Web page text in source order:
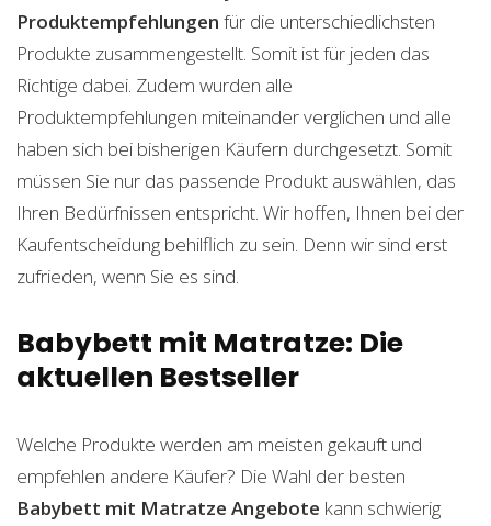
Produktempfehlungen für die unterschiedlichsten
Produkte zusammengestellt. Somit ist für jeden das
Richtige dabei. Zudem wurden alle
Produktempfehlungen miteinander verglichen und alle
haben sich bei bisherigen Käufern durchgesetzt. Somit
müssen Sie nur das passende Produkt auswählen, das
Ihren Bedürfnissen entspricht. Wir hoffen, Ihnen bei der
Kaufentscheidung behilflich zu sein. Denn wir sind erst
zufrieden, wenn Sie es sind.
Babybett mit Matratze: Die
aktuellen Bestseller
Welche Produkte werden am meisten gekauft und
empfehlen andere Käufer? Die Wahl der besten
Babybett mit Matratze Angebote kann schwierig